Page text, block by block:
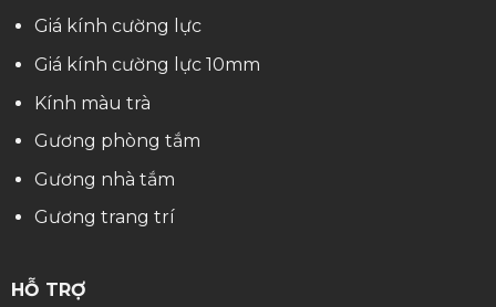
Giá kính cường lực
Giá kính cường lực 10mm
Kính màu trà
Gương phòng tắm
Gương nhà tắm
Gương trang trí
HỖ TRỢ